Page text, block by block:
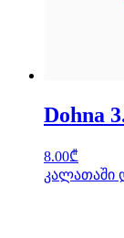
Dohna
8.00₾
კალათაში